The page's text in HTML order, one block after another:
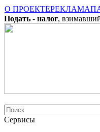
О ПРОЕКТЕРЕКЛАМА
Подать - налог,
Сервисы